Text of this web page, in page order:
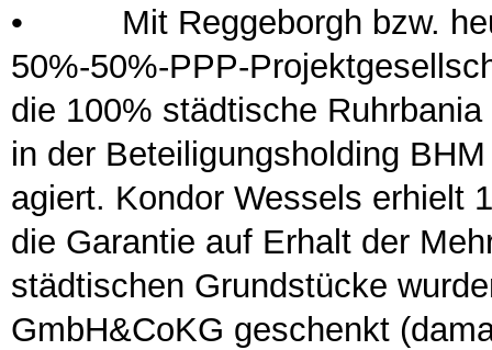
• Mit Reggeborgh bzw.
50%-50%-PPP-
die 100% städtische
in der Beteiligungsholding
agiert. Kondor Wessels erhielt
die Garantie auf Erhalt der
städtischen Grundstücke
GmbH&CoKG geschenkt